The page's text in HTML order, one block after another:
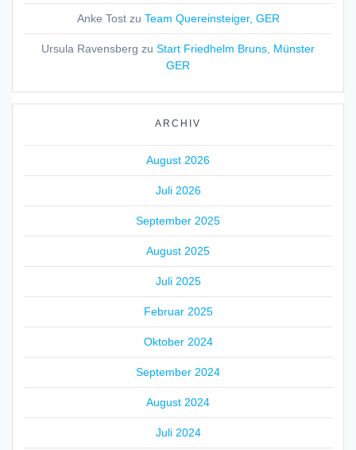
Anke Tostzu Team Quereinsteiger, GER
Ursula Ravensberg zu Start Friedhelm Bruns, Münster
GER
ARCHIV
August 2026
Juli 2026
September 2025
August 2025
Juli 2025
Februar 2025
Oktober 2024
September 2024
August 2024
Juli 2024